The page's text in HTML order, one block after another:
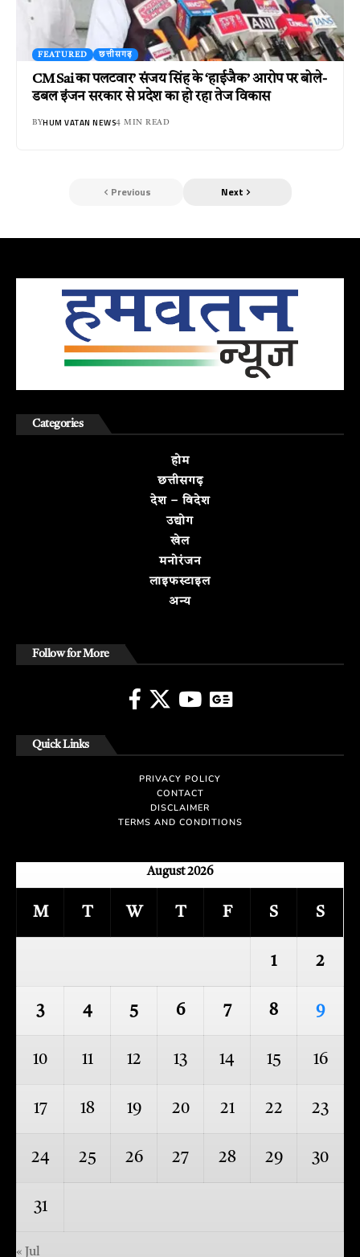
FEATURED छत्तीसगढ़
CM Sai का पलटवार’ संजय सिंह के ‘हाईजैक’ आरोप पर बोले-
डबल इंजन सरकार से प्रदेश का हो रहा तेज विकास
BYHUM VATAN NEWS4 MIN READ
Previous Next
Categories
होम
छत्तीसगढ़
देश – विदेश
उद्योग
खेल
मनोरंजन
लाइफस्टाइल
अन्य
Follow for More
Quick Links
PRIVACY POLICY
CONTACT
DISCLAIMER
TERMS AND CONDITIONS
August 2026
M T W T F S S
1 2
3 4 5 6 7 8 9
10 11 12 13 14 15 16
17 18 19 20 21 22 23
24 25 26 27 28 29 30
31
« Jul